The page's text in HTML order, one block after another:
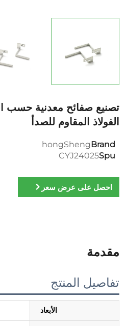
تصنيع صفائح معدنية
الفولاذ المقاوم للصدأ
Brand
hongSheng
Spu
CYJ24025
احصل على عرض سعر
مقدمة
تفاصيل المنتج
الأبعاد